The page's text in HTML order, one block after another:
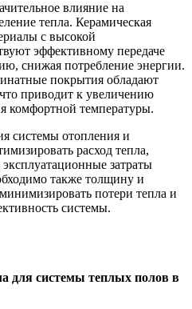
влияние на
тепла. Керамическая
с высокой
эффективному передаче
снижая потребление энергии.
покрытия обладают
приводит к увеличению
комфортной температуры.
системы отопления и
расход тепла,
затраты
также толщину и
потери тепла и
системы.
для системы теплых полов в